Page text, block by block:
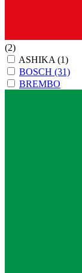
(2)
ASHIKA (1)
BOSCH (31)
BREMBO